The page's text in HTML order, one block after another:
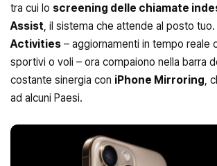
tra cui lo screening delle chiamate
Assist , il sistema che attende al posto tuo.
Activities – aggiornamenti in tempo reale
sportivi o voli – ora compaiono nella barra
costante sinergia con iPhone Mirroring ,
ad alcuni Paesi.